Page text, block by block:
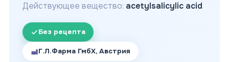
Действующее вещество: acetylsalicylic acid
Без рецепта
Г.Л.Фарма ГмбХ, Австрия